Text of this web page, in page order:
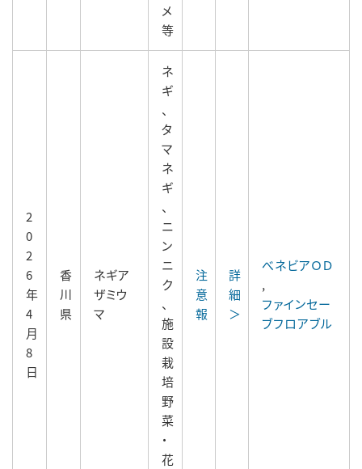
メ
等
2
0
2
6
年
4
月
8
日
香
川
県
ネギア
ザミウ
マ
ネ
ギ
、
タ
マ
ネ
ギ
、
ニ
ン
ニ
ク
、
施
設
栽
培
野
菜
・
花
注
意
報
詳
細
＞
べネビアＯＤ
,
ファインセー
ブフロアブル